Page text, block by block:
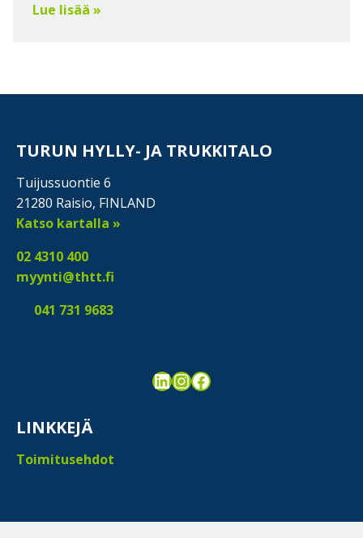
Lue lisää »
TURUN HYLLY- JA TRUKKITALO
Tuijussuontie 6
21280 Raisio, FINLAND
Katso kartalla »
02 4310 400
myynti@thtt.fi
041 731 9683
LinkedIn
Instagram
Facebook
LINKKEJÄ
Toimitusehdot